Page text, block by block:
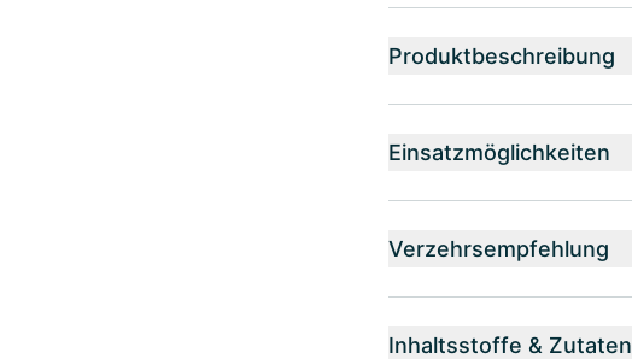
Produktbeschreibung
Einsatzmöglichkeiten
Verzehrsempfehlung
Inhaltsstoffe & Zutaten